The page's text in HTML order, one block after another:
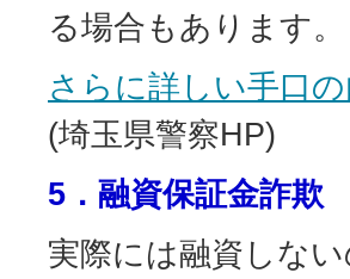
る場合もあります。
さらに詳しい手口
(埼玉県警察HP)
5．融資保証金詐欺
実際には融資しな